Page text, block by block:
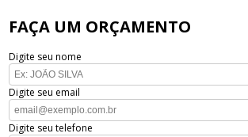
FAÇA UM ORÇAMENTO
Digite seu nome
Digite seu email
Digite seu telefone